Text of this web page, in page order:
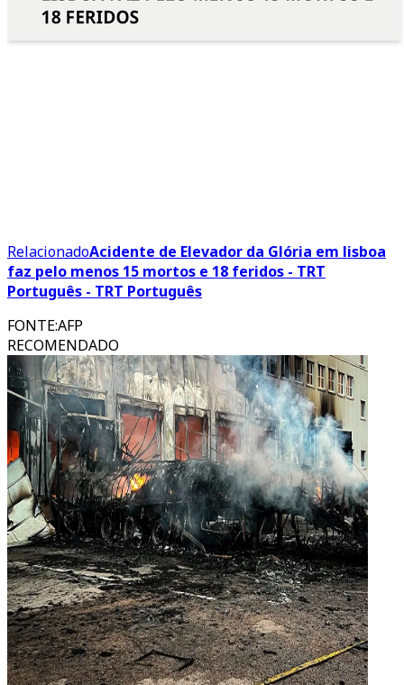
RelacionadoAcidente de Elevador da Glória em lisboa
faz pelo menos 15 mortos e 18 feridos - TRT
Português - TRT Português
FONTE:AFP
RECOMENDADO